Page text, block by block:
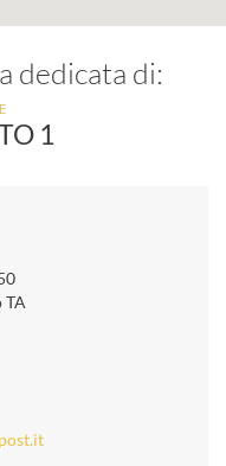
dedicata di:
1
TA